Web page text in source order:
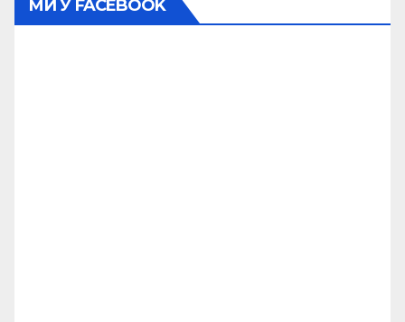
МИ У FACEBOOK